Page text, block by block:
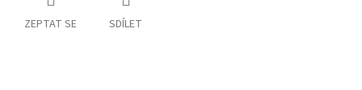
ZEPTAT SE SDÍLET